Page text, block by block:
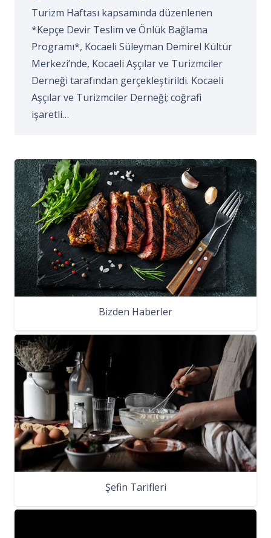
Turizm Haftası kapsamında düzenlenen
*Kepçe Devir Teslim ve Önlük Bağlama
Programı*, Kocaeli Süleyman Demirel Kültür
Merkezi’nde, Kocaeli Aşçılar ve Turizmciler
Derneği tarafından gerçekleştirildi. Kocaeli
Aşçılar ve Turizmciler Derneği; coğrafi
işaretli…
Bizden Haberler
Şefin Tarifleri